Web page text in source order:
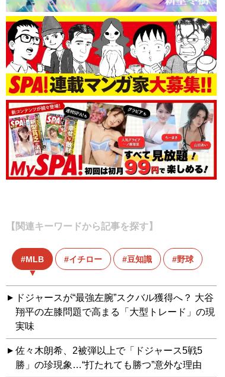
【関連キーワードから記事を探す】
MLB イチロー 豆知識 野球
ドジャースが“最強左腕”スクバル獲得へ？ 大谷
翔平の左膝問題で高まる「大型トレード」の現
実味
佐々木朗希、2被弾以上で「ドジャース5戦5
勝」の珍現象…“打たれても勝つ”意外な理由